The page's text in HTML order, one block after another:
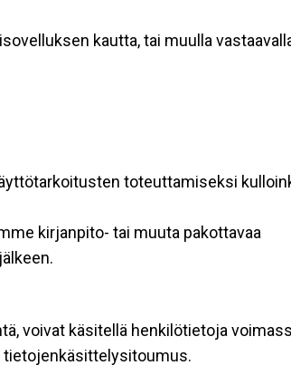
kautta, tai muulla
toteuttamiseksi
kirjanpito- tai muuta pakottavaa
voivat käsitellä henkilötietoja
tietojenkäsittelysitoumus.